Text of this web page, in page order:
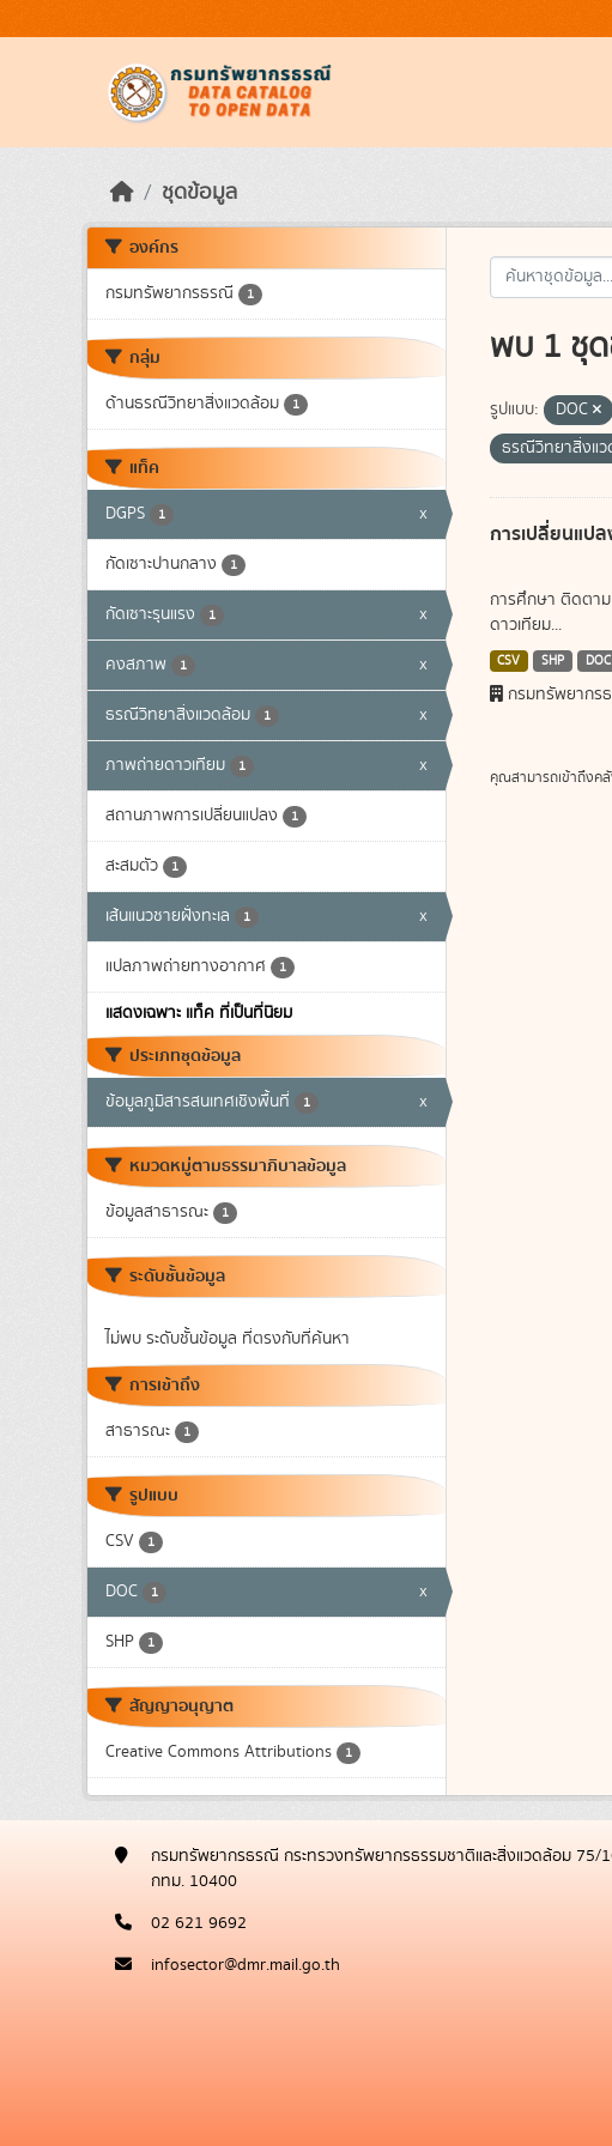
ชุดข้อมูล
องค์กร
กรมทรัพยากรธรณี 1
กลุ่ม
ด้านธรณีวิทยาสิ่งแวดล้อม 1
แท็ค
DGPS 1 x
กัดเซาะปานกลาง 1
กัดเซาะรุนแรง 1 x
คงสภาพ 1 x
ธรณีวิทยาสิ่งแวดล้อม 1 x
ภาพถ่ายดาวเทียม 1 x
สถานภาพการเปลี่ยนแปลง 1
สะสมตัว 1
เส้นแนวชายฝั่งทะเล 1 x
แปลภาพถ่ายทางอากาศ 1
แสดงเฉพาะ แท็ค ที่เป็นที่นิยม
ประเภทชุดข้อมูล
ข้อมูลภูมิสารสนเทศเชิงพื้นที่ 1 x
หมวดหมู่ตามธรรมาภิบาลข้อมูล
ข้อมูลสาธารณะ 1
ระดับชั้นข้อมูล
ไม่พบ ระดับชั้นข้อมูล ที่ตรงกับที่ค้นหา
การเข้าถึง
สาธารณะ 1
รูปแบบ
CSV 1
DOC 1 x
SHP 1
สัญญาอนุญาต
Creative Commons Attributions 1
พบ 1 ชุ
รูปแบบ: DOC
ธรณีวิทยาสิ่งแ
การเปลี่ยนแปล
การศึกษา ติดตาม
ดาวเทียม...
CSV SHP DOC
กรมทรัพยากร
คุณสามารถเข้าถึงค
กรมทรัพยากรธรณี กระทรวงทรัพยากรธรรมชาติและสิ่งแวดล้อม 75/
กทม. 10400
02 621 9692
infosector@dmr.mail.go.th